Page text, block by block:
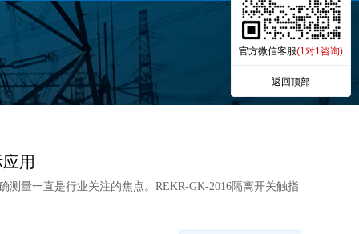
用
测量一直是行业关注的焦点。REKR-GK-2016隔离开关触指
官方微信客服(1对1咨询)
返回顶部